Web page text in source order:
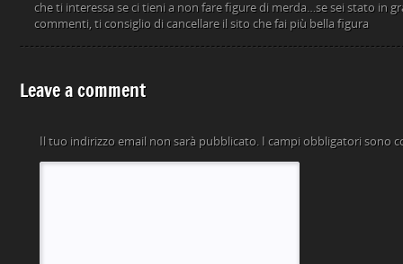
che ti interessa se ci tieni a non fare figure di merda…se sei stato in
commenti, ti consiglio di cancellare il sito che fai più bella figura
Leave a comment
Il tuo indirizzo email non sarà pubblicato. I campi obbligatori sono